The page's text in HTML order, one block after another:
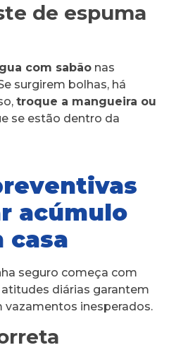
de espuma
com sabão nas
surgirem bolhas, há
troque a mangueira ou
se estão dentro da
acúmulo
casa
seguro começa com
diárias garantem
inesperados.